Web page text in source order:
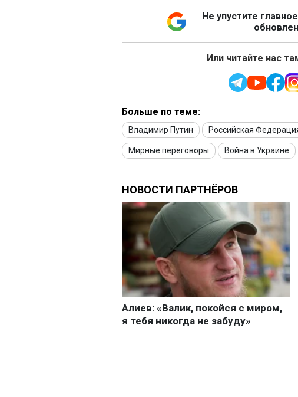
Не упустите
Или читайте нас
Больше по теме:
Владимир Путин Российская
Мирные переговоры Война в Украине